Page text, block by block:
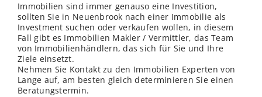
Immobilien sind immer genauso eine Investition,
sollten Sie in Neuenbrook nach einer Immobilie als
Investment suchen oder verkaufen wollen, in diesem
Fall gibt es Immobilien Makler / Vermittler, das Team
von Immobilienhändlern, das sich für Sie und Ihre
Ziele einsetzt.
Nehmen Sie Kontakt zu den Immobilien Experten von
Lange auf, am besten gleich determinieren Sie einen
Beratungstermin.